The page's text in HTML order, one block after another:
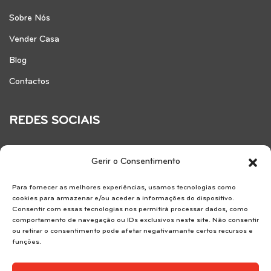
Gerir o Consentimento
Para fornecer as melhores experiências, usamos tecnologias como
cookies para armazenar e/ou aceder a informações do dispositivo.
Consentir com essas tecnologias nos permitirá processar dados, como
comportamento de navegação ou IDs exclusivos neste site. Não consentir
ou retirar o consentimento pode afetar negativamante certos recursos e
funções.
Sobre Nós
Vender Casa
Blog
Contactos
REDES SOCIAIS